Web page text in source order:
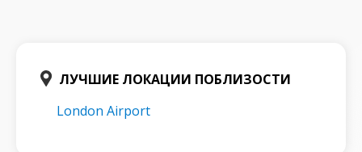
ЛУЧШИЕ ЛОКАЦИИ ПОБЛИЗОСТИ
London Airport